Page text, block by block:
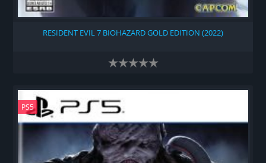
RESIDENT EVIL 7 BIOHAZARD GOLD EDITION (2022)
PS5